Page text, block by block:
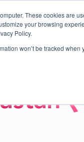
These cookies are
your browsing
Policy.
won’t be tracked